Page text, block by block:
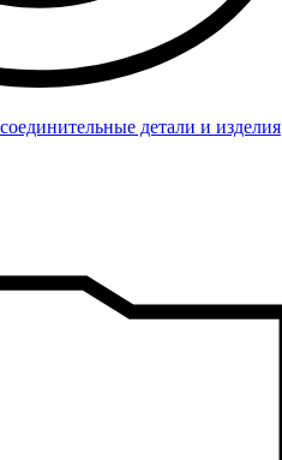
детали и изделия